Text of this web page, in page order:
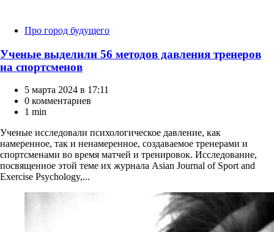
КатегорииПро город будущего
Ученые выделили 56 методов давления тренеров
на спортсменов
5 марта 2024 в 17:11
0 комментариев
1 min
Ученые исследовали психологическое давление, как
намеренное, так и ненамеренное, создаваемое тренерами и
спортсменами во время матчей и тренировок. Исследование,
посвященное этой теме их журнала Asian Journal of Sport and
Exercise Psychology,...